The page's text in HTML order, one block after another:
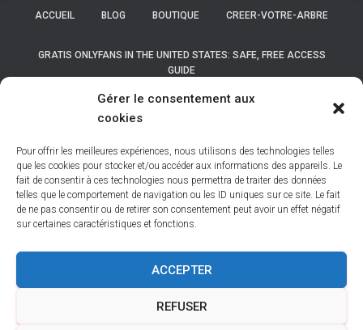
Gérer le consentement aux
cookies
Pour offrir les meilleures expériences, nous utilisons des technologies telles
que les cookies pour stocker et/ou accéder aux informations des appareils. Le
fait de consentir à ces technologies nous permettra de traiter des données
telles que le comportement de navigation ou les ID uniques sur ce site. Le fait
de ne pas consentir ou de retirer son consentement peut avoir un effet négatif
sur certaines caractéristiques et fonctions.
ACCEPTER
REFUSER
ACCUEIL BLOG BOUTIQUE CREER-VOTRE-ARBRE
GRATIS ONLYFANS IN THE UNITED STATES: SAFE, FREE ACCESS
GUIDE
LISTE DES COMMUNES DE BELGIQUE
LISTE DES COMMUNES DES HAUTS DE FRANCE MON COMPTE